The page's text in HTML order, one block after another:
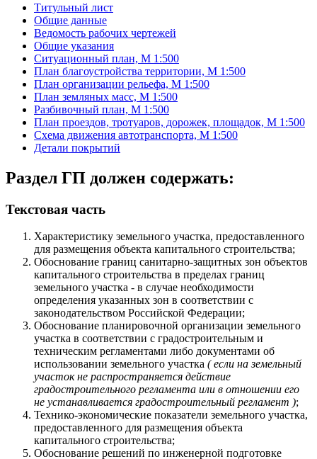
Титульный лист
Общие данные
Ведомость рабочих чертежей
Общие указания
Ситуационный план, М 1:500
План благоустройства территории, М 1:500
План организации рельефа, М 1:500
План земляных масс, М 1:500
Разбивочный план, М 1:500
План проездов, тротуаров, дорожек, площадок, М 1:500
Схема движения автотранспорта, М 1:500
Детали покрытий
Раздел ГП должен содержать:
Текстовая часть
Характеристику земельного участка, предоставленного
для размещения объекта капитального строительства;
Oбоснование границ санитарно-защитных зон объектов
капитального строительства в пределах границ
земельного участка - в случае необходимости
определения указанных зон в соответствии с
законодательством Российской Федерации;
Обоснование планировочной организации земельного
участка в соответствии с градостроительным и
техническим регламентами либо документами об
использовании земельного участка ( если на земельный
участок не распространяется действие
градостроительного регламента или в отношении его
не устанавливается градостроительный регламент );
Технико-экономические показатели земельного участка,
предоставленного для размещения объекта
капитального строительства;
Обоснование решений по инженерной подготовке